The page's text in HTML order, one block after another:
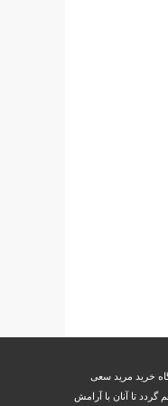
خرید مرید سعی
تا آنان با آرامش